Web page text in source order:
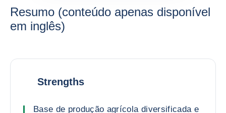
Resumo (conteúdo apenas disponível
em inglês)
Strengths
Base de produção agrícola diversificada e